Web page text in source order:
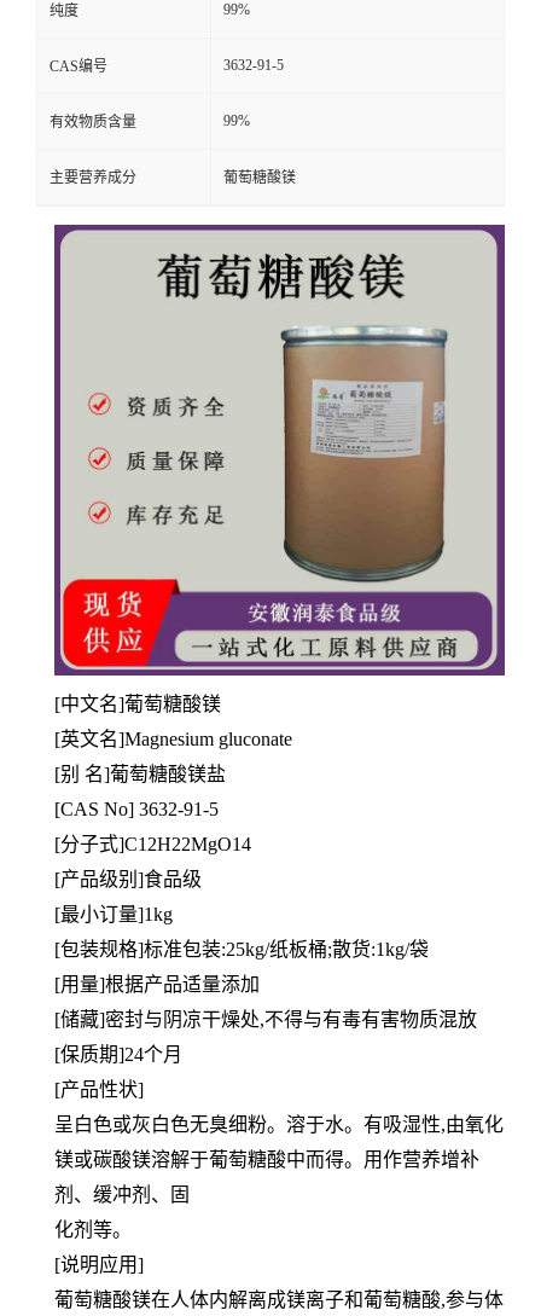
纯度 99%
CAS编号 3632-91-5
有效物质含量 99%
主要营养成分 葡萄糖酸镁
[中文名]葡萄糖酸镁
[英文名]Magnesium gluconate
[别 名]葡萄糖酸镁盐
[CAS No] 3632-91-5
[分子式]C12H22MgO14
[产品级别]食品级
[最小订量]1kg
[包装规格]标准包装:25kg/纸板桶;散货:1kg/袋
[用量]根据产品适量添加
[储藏]密封与阴凉干燥处,不得与有毒有害物质混放
[保质期]24个月
[产品性状]
呈白色或灰白色无臭细粉。溶于水。有吸湿性,由氧化
镁或碳酸镁溶解于葡萄糖酸中而得。用作营养增补
剂、缓冲剂、固
化剂等。
[说明应用]
葡萄糖酸镁在人体内解离成镁离子和葡萄糖酸,参与体